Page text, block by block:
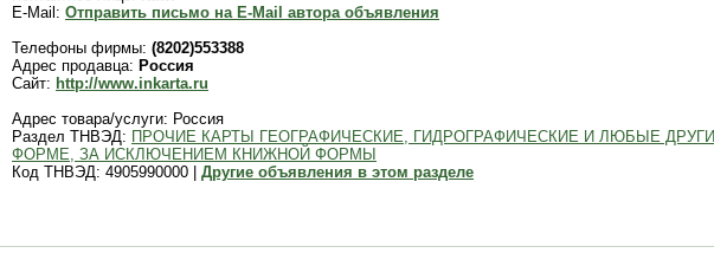
E-Mail: Отправить письмо на E-Mail автора объявления
Телефоны фирмы: (8202)553388
Адрес продавца: Россия
Сайт: http://www.inkarta.ru
Адрес товара/услуги: Россия
Раздел ТНВЭД: ПРОЧИЕ КАРТЫ ГЕОГРАФИЧЕСКИЕ, ГИДРОГРАФИЧЕСКИЕ И ЛЮБЫЕ
ФОРМЕ, ЗА ИСКЛЮЧЕНИЕМ КНИЖНОЙ ФОРМЫ
Код ТНВЭД: 4905990000 | Другие объявления в этом разделе